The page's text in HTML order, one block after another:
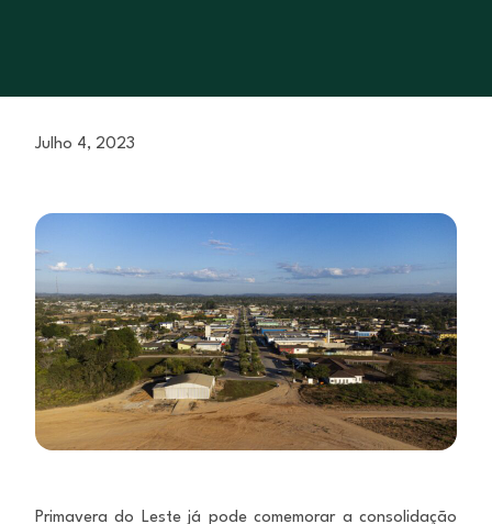
Julho 4, 2023
Primavera do Leste já pode comemorar a consolidação